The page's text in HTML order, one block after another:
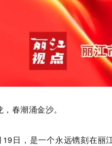
春潮涌金沙。
日，是一个永远镌刻在丽